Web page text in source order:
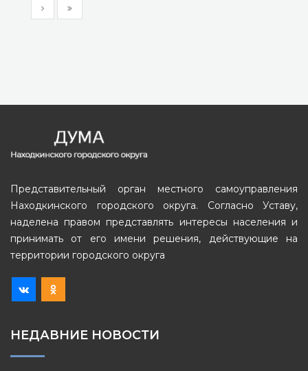
Представительный орган местного самоуправления
Находкинского городского округа. Согласно Уставу,
наделена правом представлять интересы населения и
принимать от его имени решения, действующие на
территории городского округа
НЕДАВНИЕ НОВОСТИ